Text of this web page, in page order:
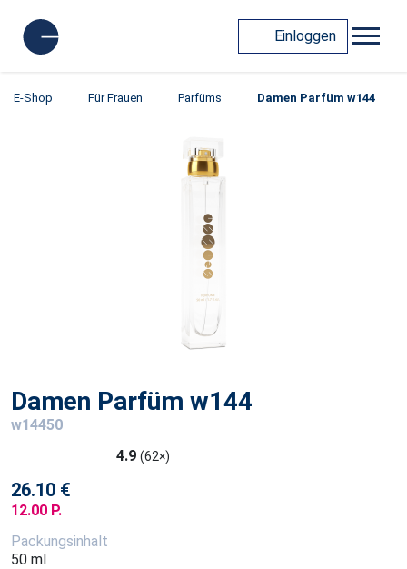
Einloggen
E-Shop Für Frauen Parfüms Damen Parfüm w144
Damen Parfüm w144
w14450
4.9 (62×)
26.10 €
12.00 P.
Packungsinhalt
50 ml